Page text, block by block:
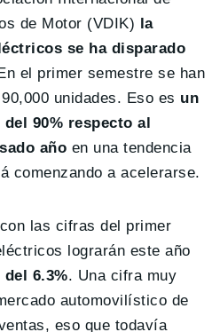
de Motor (VDIK) la
se ha disparado
el primer semestre se han
unidades. Eso es un
90% respecto al
año en una tendencia
comenzando a acelerarse.
las cifras del primer
lograrán este año
6.3%. Una cifra muy
automovilístico de
eso que todavía